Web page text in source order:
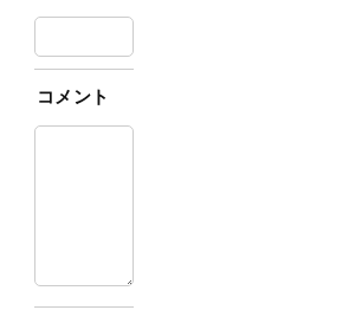
コメント